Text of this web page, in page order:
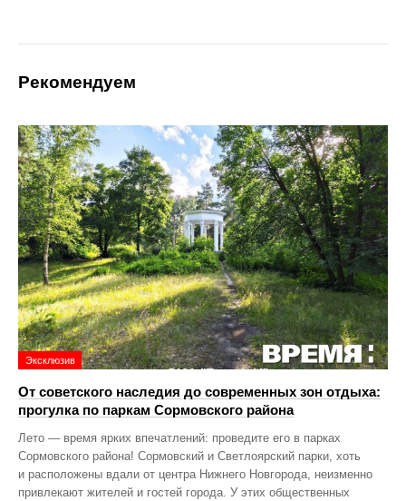
Рекомендуем
Эксклюзив
От советского наследия до современных зон отдыха:
прогулка по паркам Сормовского района
Лето — время ярких впечатлений: проведите его в парках
Сормовского района! Сормовский и Светлоярский парки, хоть
и расположены вдали от центра Нижнего Новгорода, неизменно
привлекают жителей и гостей города. У этих общественных